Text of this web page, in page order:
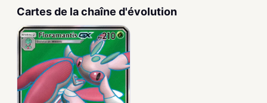
Cartes de la chaîne d'évolution